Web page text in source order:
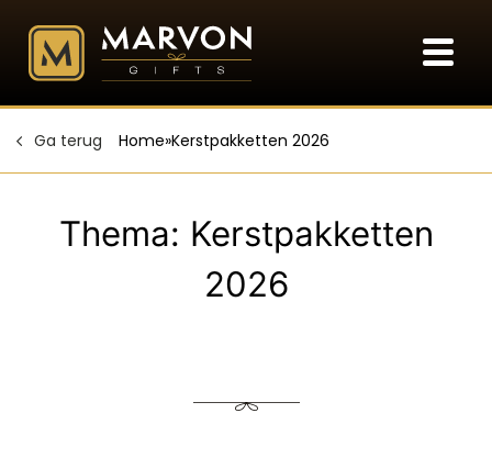
Ga terug Home»Kerstpakketten 2026
Thema: Kerstpakketten
2026